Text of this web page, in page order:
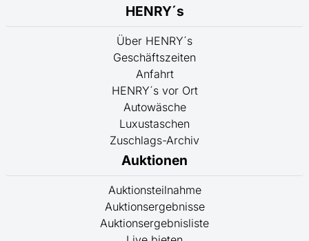
HENRY´s
Über HENRY´s
Geschäftszeiten
Anfahrt
HENRY´s vor Ort
Autowäsche
Luxustaschen
Zuschlags-Archiv
Auktionen
Auktionsteilnahme
Auktionsergebnisse
Auktionsergebnisliste